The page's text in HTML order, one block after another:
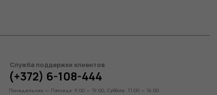
Служба поддержки клиентов
(+372) 6-108-444
Понедельник — Пятница: 9:00 – 19:00, Суббота: 11:00 – 16:00